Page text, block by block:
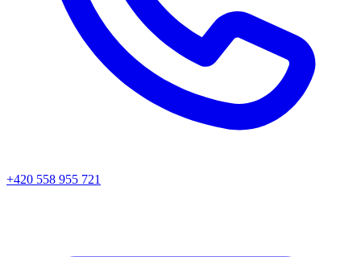
+420 558 955 721